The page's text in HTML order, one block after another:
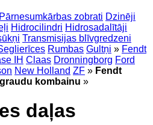
Pārnesumkārbas zobrati Dzinēji
Hidrocilindri Hidrosadalītāji
Transmisijas blīvgredzeni
Rumbas Gultņi » Fendt
IH Claas Dronningborg Ford
New Holland ZF » Fendt
kombainu »
daļas